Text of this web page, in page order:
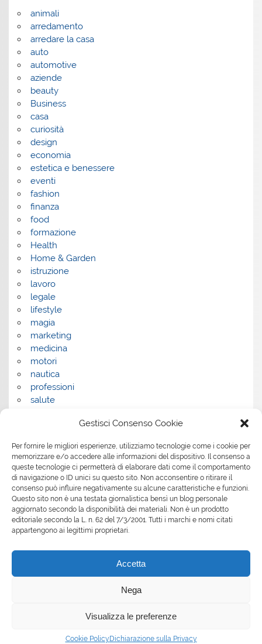
Gestisci Consenso Cookie
Per fornire le migliori esperienze, utilizziamo tecnologie come i cookie per
memorizzare e/o accedere alle informazioni del dispositivo. Il consenso a
queste tecnologie ci permetterà di elaborare dati come il comportamento
di navigazione o ID unici su questo sito. Non acconsentire o ritirare il
consenso può influire negativamente su alcune caratteristiche e funzioni.
Questo sito non è una testata giornalistica bensì un blog personale
aggiornato secondo la disponibilità dei materiali. Non è un prodotto
editoriale secondo la L. n. 62 del 7/3/2001. Tutti i marchi e nomi citati
appartengono ai legittimi proprietari.
Accetta
Nega
Visualizza le preferenze
Cookie Policy Dichiarazione sulla Privacy
animali
arredamento
arredare la casa
auto
automotive
aziende
beauty
Business
casa
curiosità
design
economia
estetica e benessere
eventi
fashion
finanza
food
formazione
Health
Home & Garden
istruzione
lavoro
legale
lifestyle
magia
marketing
medicina
motori
nautica
professioni
salute
servizi per le aziende
shopping
sport
Tech
tecnologia
travel
Uncategorized
wedding
Tema WordPress: Smartline di ThemeZee.